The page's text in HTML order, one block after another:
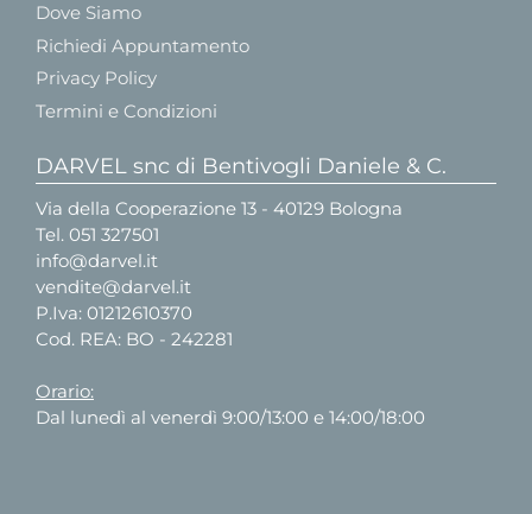
Dove Siamo
Richiedi Appuntamento
Privacy Policy
Termini e Condizioni
DARVEL snc di Bentivogli Daniele & C.
Via della Cooperazione 13 - 40129 Bologna
Tel. 051 327501
info@darvel.it
vendite@darvel.it
P.Iva: 01212610370
Cod. REA: BO - 242281
Orario:
Dal lunedì al venerdì 9:00/13:00 e 14:00/18:00